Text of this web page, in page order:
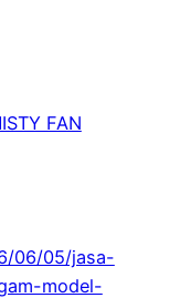
FAN
06/05/jasa-
model-